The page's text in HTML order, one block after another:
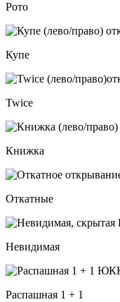
Рото
Купе
Twice
Книжка
Откатные
Невидимая
Распашная 1 + 1